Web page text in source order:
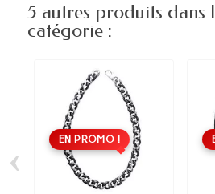
5 autres produits dans
catégorie :
EN PROMO !
‹